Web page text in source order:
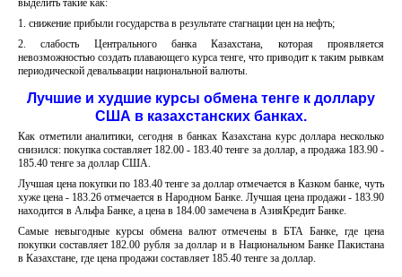
1. снижение прибыли государства в результате стагнации цен на нефть;
2. слабость Центрального банка Казахстана, которая проявляется
невозможностью создать плавающего курса тенге, что приводит к таким рывкам
периодической девальвации национальной валюты.
Лучшие и худшие курсы обмена тенге к доллару
США в казахстанских банках.
Как отметили аналитики, сегодня в банках Казахстана курс доллара несколько
снизился: покупка составляет 182.00 - 183.40 тенге за доллар, а продажа 183.90 -
185.40 тенге за доллар США.
Лучшая цена покупки по 183.40 тенге за доллар отмечается в Казком банке, чуть
хуже цена - 183.26 отмечается в Народном Банке. Лучшая цена продажи - 183.90
находится в Альфа Банке, а цена в 184.00 замечена в АзияКредит Банке.
Самые невыгодные курсы обмена валют отмечены в БТА Банке, где цена
покупки составляет 182.00 рубля за доллар и в Национальном Банке Пакистана
в Казахстане, где цена продажи составляет 185.40 тенге за доллар.